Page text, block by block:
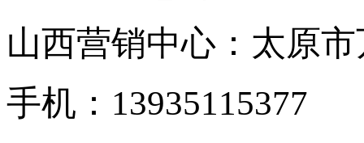
山西营销中心： 太原
手机： 13935115377